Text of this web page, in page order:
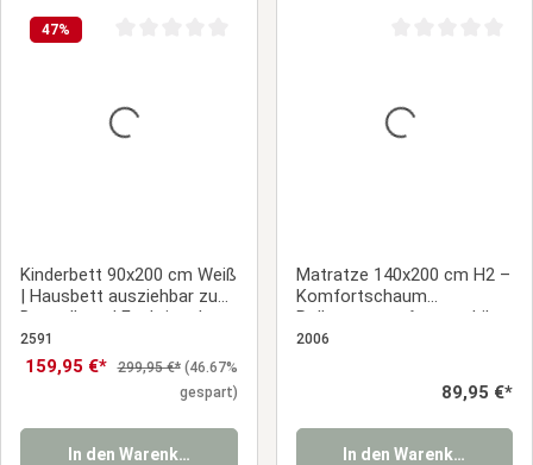
47%
Kinderbett 90x200 cm Weiß
| Hausbett ausziehbar zum
Doppelbett | Funktionsbett
| mit Lattenrost | Holz |
Duo-Bett Ausziehbett
Verwandlungsbett
2591
Verkaufspreis:
159,95 €* Regulärer Preis:
299,95 €* (46.67%
gespart)
In den Warenkorb
Matratze 140x200 cm H2 –
Komfortschaum
Rollmatratze, formstabile
Schaumstoffmatratze mit
2006
Regulärer
89,95 €*
In den Warenkorb